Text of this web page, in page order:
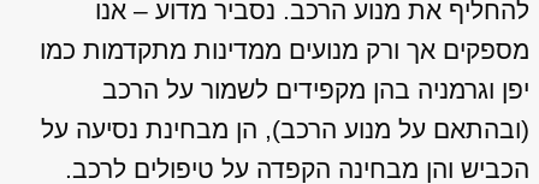
להחליף את מנוע הרכב. נסביר מדוע – אנו
מספקים אך ורק מנועים ממדינות מתקדמות כמו
יפן וגרמניה בהן מקפידים לשמור על הרכב
(ובהתאם על מנוע הרכב), הן מבחינת נסיעה על
הכביש והן מבחינה הקפדה על טיפולים לרכב.